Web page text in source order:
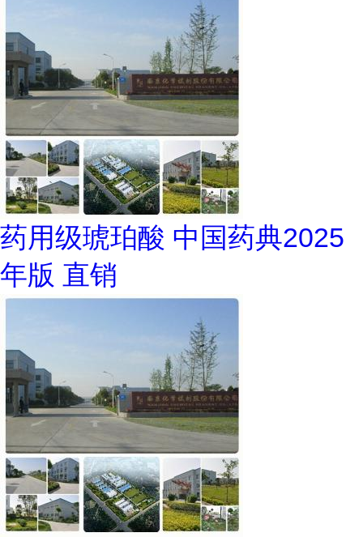
药用级琥珀酸 中国药典2025
年版 直销